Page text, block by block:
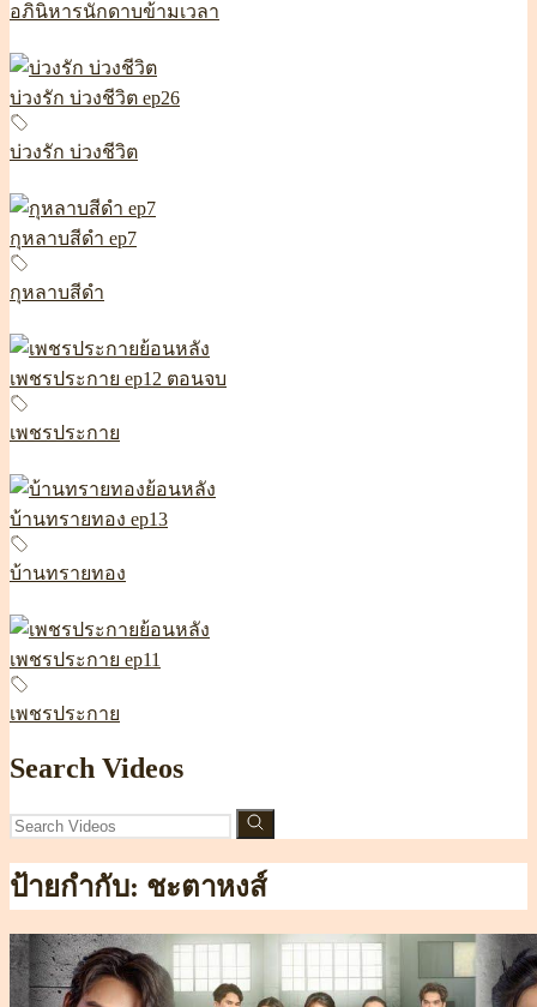
อภินิหารนักดาบข้ามเวลา
บ่วงรัก บ่วงชีวิต ep26
บ่วงรัก บ่วงชีวิต
กุหลาบสีดำ ep7
กุหลาบสีดำ
เพชรประกาย ep12 ตอนจบ
เพชรประกาย
บ้านทรายทอง ep13
บ้านทรายทอง
เพชรประกาย ep11
เพชรประกาย
Search Videos
ป้ายกำกับ: ชะตาหงส์